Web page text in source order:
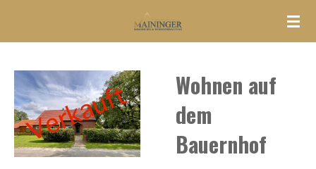
Wohnen auf
dem
Bauernhof